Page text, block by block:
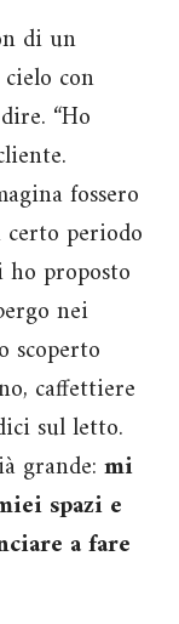
di un
con
“Ho
fossero
periodo
proposto
nei
scoperto
caffettiere
sul letto.
grande: mi
spazi e
a fare